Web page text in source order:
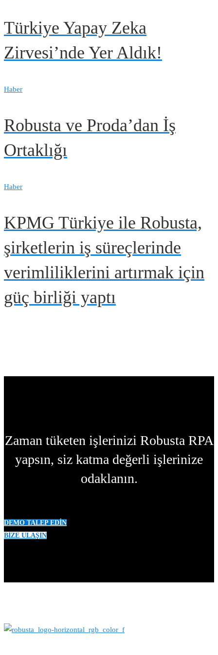
Türkiye Yapay Zeka
Zirvesi’nde Yer Aldık!
Haber
Robusta ve Proda’dan İş
Ortaklığı
Haber
KPMG Türkiye ile Robusta,
şirketlerin iş süreçlerinde
verimliliklerini artırmak için
güç birliği yaptı
Zaman tüketen işlerinizi Robusta RPA
yapsın, siz katma değerli işlerinize
odaklanın.
DEMO TALEP EDİN
BİZE ULAŞIN